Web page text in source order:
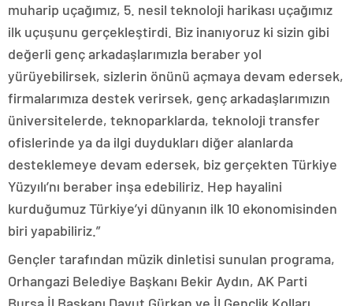
muharip uçağımız, 5. nesil teknoloji harikası uçağımız
ilk uçuşunu gerçekleştirdi. Biz inanıyoruz ki sizin gibi
değerli genç arkadaşlarımızla beraber yol
yürüyebilirsek, sizlerin önünü açmaya devam edersek,
firmalarımıza destek verirsek, genç arkadaşlarımızın
üniversitelerde, teknoparklarda, teknoloji transfer
ofislerinde ya da ilgi duydukları diğer alanlarda
desteklemeye devam edersek, biz gerçekten Türkiye
Yüzyılı’nı beraber inşa edebiliriz. Hep hayalini
kurduğumuz Türkiye’yi dünyanın ilk 10 ekonomisinden
biri yapabiliriz.”
Gençler tarafından müzik dinletisi sunulan programa,
Orhangazi Belediye Başkanı Bekir Aydın, AK Parti